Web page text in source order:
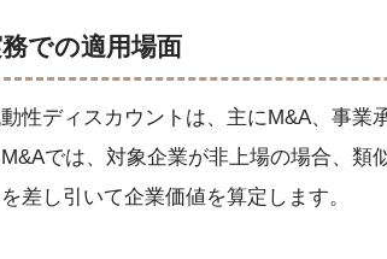
での適用場面
性ディスカウントは、主にM&A、事業
では、対象企業が非上場の場合、類
差し引いて企業価値を算定します。